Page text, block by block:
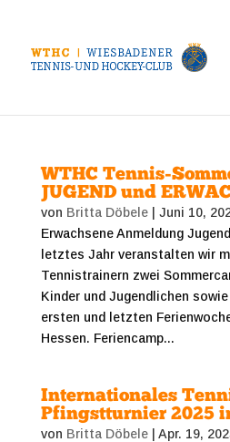
WTHC Tennis-
JUGEND und
von Britta Döbele| Juni 10,
Erwachsene Anmeldung
letztes Jahr veranstalten wir
Tennistrainern zwei
Kinder und Jugendlichen
ersten und letzten
Hessen. Feriencamp...
Internationales
Pfingstturnier 2025
von Britta Döbele| Apr. 19,